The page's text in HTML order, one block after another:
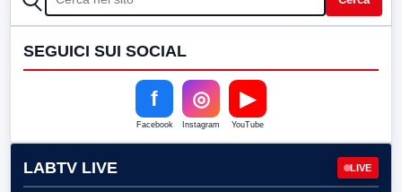
SEGUICI SUI SOCIAL
f
Facebook
◎
Instagram
▶
YouTube
LABTV LIVE LIVE